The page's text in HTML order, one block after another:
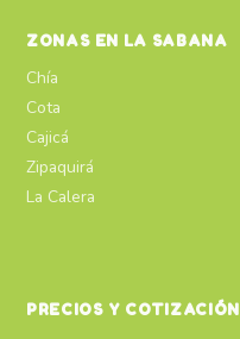
ZONAS EN LA SABANA
Chía
Cota
Cajicá
Zipaquirá
La Calera
PRECIOS Y COTIZACIÓN